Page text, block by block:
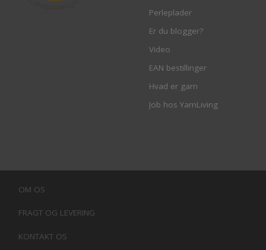
Perleplader
Er du blogger?
Video
EAN bestillinger
Hvad er garn
Job hos YarnLiving
OM OS
FRAGT OG LEVERING
KONTAKT OS